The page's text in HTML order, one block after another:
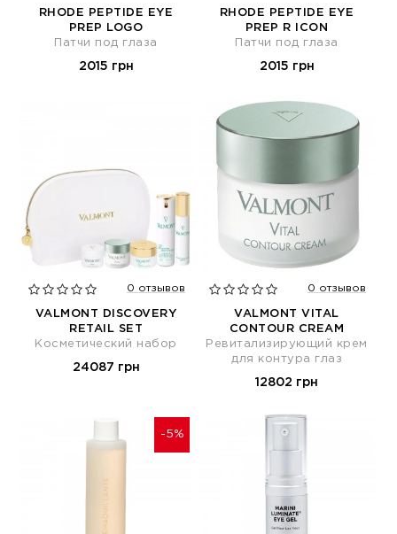
RHODE PEPTIDE EYE
PREP LOGO
Патчи под глаза
2015 грн
RHODE PEPTIDE EYE
PREP R ICON
Патчи под глаза
2015 грн
0 отзывов
VALMONT DISCOVERY
RETAIL SET
Косметический набор
24087 грн
0 отзывов
VALMONT VITAL
CONTOUR CREAM
Ревитализирующий крем
для контура глаз
12802 грн
-5%